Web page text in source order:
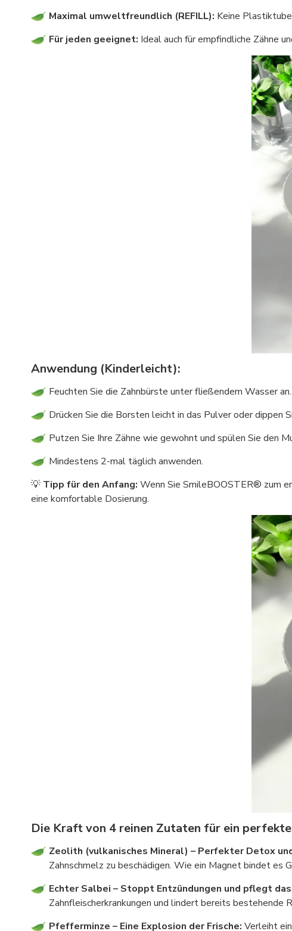
Maximal umweltfreundlich (REFILL): Keine
Für jeden geeignet: Ideal auch für empfindliche Zähne
Anwendung (Kinderleicht):
Feuchten Sie die Zahnbürste unter fließendem Wasser an.
Drücken Sie die Borsten leicht in das Pulver oder dippen
Putzen Sie Ihre Zähne wie gewohnt und spülen Sie den
Mindestens 2-mal täglich anwenden.
💡 Tipp für den Anfang: Wenn Sie SmileBOOSTER® zum
eine komfortable Dosierung.
Die Kraft von 4 reinen Zutaten für ein
Zeolith (vulkanisches Mineral) – Perfekter Detox
Zahnschmelz zu beschädigen. Wie ein Magnet bindet
Echter Salbei – Stoppt Entzündungen und pflegt
Zahnfleischerkrankungen und lindert bereits bestehende
Pfefferminze – Eine Explosion der Frische: Verleiht